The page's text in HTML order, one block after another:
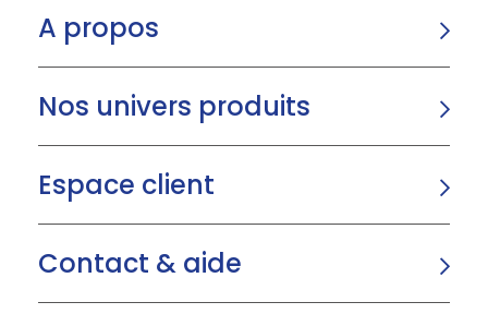
A propos
Nos univers produits
Espace client
Contact & aide